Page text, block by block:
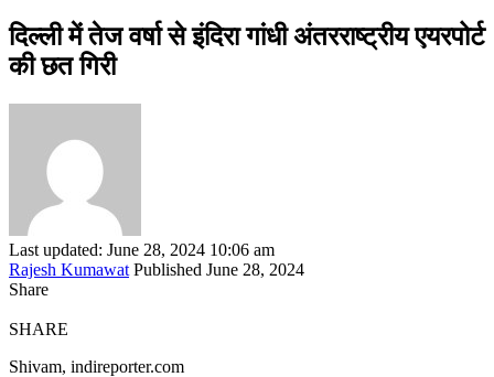
दिल्ली में तेज वर्षा से इंदिरा गांधी अंतरराष्ट्रीय एयरपोर्ट
की छत गिरी
Last updated: June 28, 2024 10:06 am
Rajesh Kumawat Published June 28, 2024
Share
SHARE
Shivam, indireporter.com